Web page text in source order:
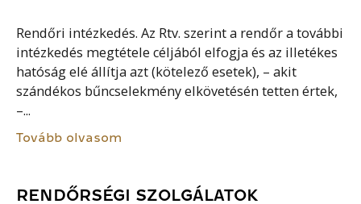
Rendőri intézkedés. Az Rtv. szerint a rendőr a további
intézkedés megtétele céljából elfogja és az illetékes
hatóság elé állítja azt (kötelező esetek), – akit
szándékos bűncselekmény elkövetésén tetten értek,
–...
Tovább olvasom
RENDŐRSÉGI SZOLGÁLATOK